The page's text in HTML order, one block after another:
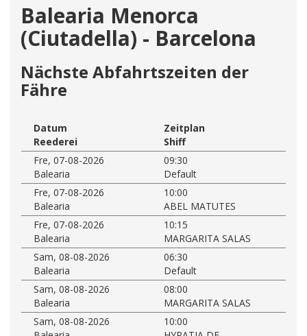
Balearia Menorca
(Ciutadella) - Barcelona
Nächste Abfahrtszeiten der
Fähre
Datum
Zeitplan
Reederei
Shiff
Fre, 07-08-2026
09:30
Balearia
Default
Fre, 07-08-2026
10:00
Balearia
ABEL MATUTES
Fre, 07-08-2026
10:15
Balearia
MARGARITA SALAS
Sam, 08-08-2026
06:30
Balearia
Default
Sam, 08-08-2026
08:00
Balearia
MARGARITA SALAS
Sam, 08-08-2026
10:00